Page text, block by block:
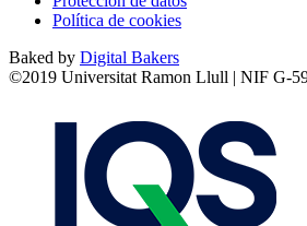
Política de cookies
Baked by Digital Bakers
©2019 Universitat Ramon Llull | NIF G-